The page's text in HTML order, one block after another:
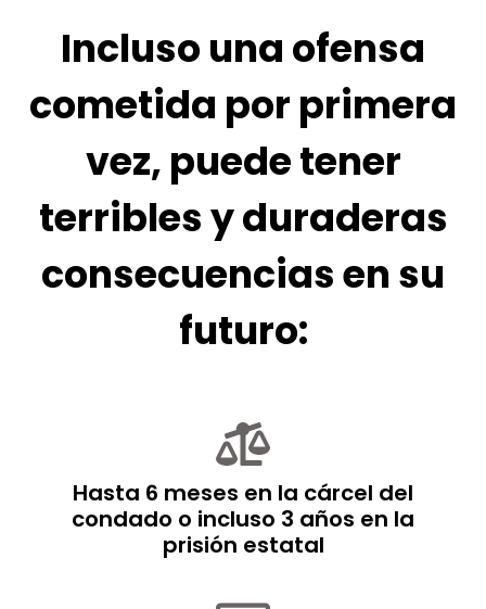
Incluso una ofensa
cometida por primera
vez, puede tener
terribles y duraderas
consecuencias en su
futuro:
Hasta 6 meses en la cárcel del
condado o incluso 3 años en la
prisión estatal